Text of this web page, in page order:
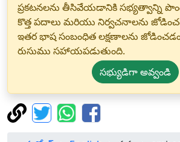
ప్రకటనలను తీసివేయడానికి సభ్యత్వాన్ని
కొత్త పదాలు మరియు నిర్వచనాలను
ఇతర భాష సంబంధిత లక్షణాలను
రుసుము సహాయపడుతుంది.
సభ్యుడిగా అవ్వండి